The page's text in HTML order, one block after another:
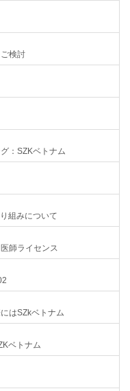
検討
：SZKベトナム
組みについて
師ライセンス
はSZkベトナム
ベトナム